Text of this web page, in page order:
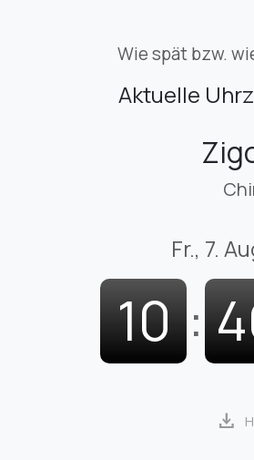
Wie spät bzw.
Aktuelle
Fr., 7.
10 :
download